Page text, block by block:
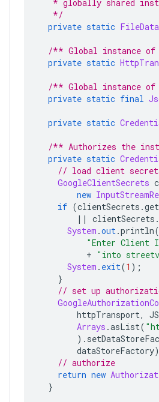
* globally shared
*/
private static
/** Global instance of
private static
/** Global instance of
private static final
private static
/** Authorizes the
private static
// load client
GoogleClientSecrets
new
if (clientSecrets .
||
clientSecrets .
System .out.println(
"Enter Client
+ "into
System . exit(1 );
}
// set up
httpTransport,
Arrays .asList(
).
dataStoreFactory
// authorize
return new
}